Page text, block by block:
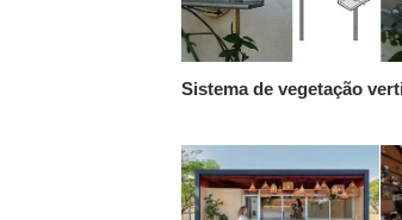
Sistema de vegetação